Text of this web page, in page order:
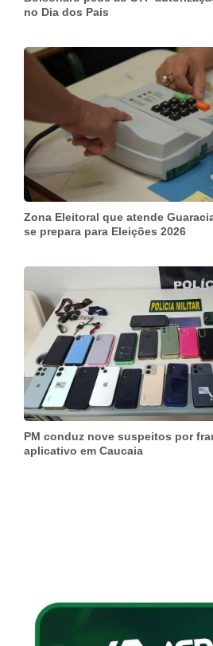
no Dia dos Pais
Zona Eleitoral que atende
se prepara para Eleições 2026
PM conduz nove suspeitos por
aplicativo em Caucaia